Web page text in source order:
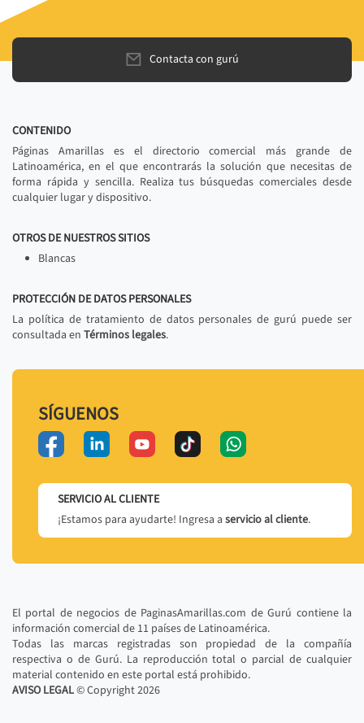
Contacta con gurú
CONTENIDO
Páginas Amarillas es el directorio comercial más grande de
Latinoamérica, en el que encontrarás la solución que necesitas de
forma rápida y sencilla. Realiza tus búsquedas comerciales desde
cualquier lugar y dispositivo.
OTROS DE NUESTROS SITIOS
Blancas
PROTECCIÓN DE DATOS PERSONALES
La política de tratamiento de datos personales de gurú puede ser
consultada en Términos legales.
SÍGUENOS
SERVICIO AL CLIENTE
¡Estamos para ayudarte! Ingresa a servicio al cliente.
El portal de negocios de PaginasAmarillas.com de Gurú contiene la
información comercial de 11 países de Latinoamérica.
Todas las marcas registradas son propiedad de la compañía
respectiva o de Gurú. La reproducción total o parcial de cualquier
material contenido en este portal está prohibido.
AVISO LEGAL© Copyright2026